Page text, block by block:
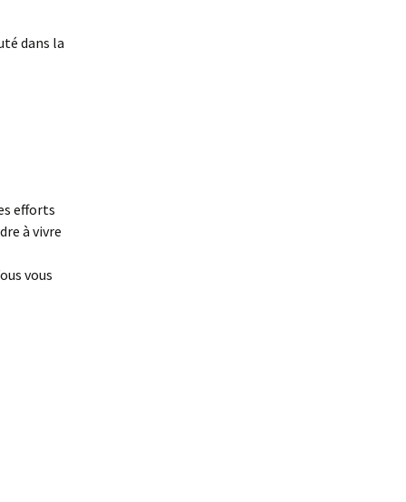
dans la
efforts
à vivre
vous